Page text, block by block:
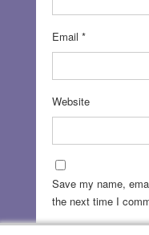
Email *
Website
Save my name,
the next time I